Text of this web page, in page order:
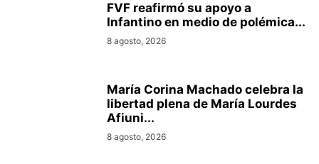
FVF reafirmó su apoyo a
Infantino en medio de polémica...
8 agosto, 2026
María Corina Machado celebra la
libertad plena de María Lourdes
Afiuni...
8 agosto, 2026